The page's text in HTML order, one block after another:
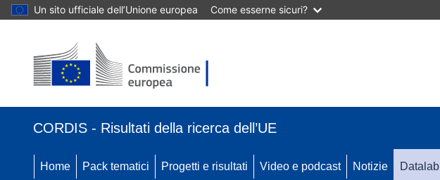
Un sito ufficiale dell’Unione europea Come esserne sicuri?
CORDIS - Risultati della ricerca dell’UE
Home Pack tematici Progetti e risultati Video e podcast Notizie Datalab